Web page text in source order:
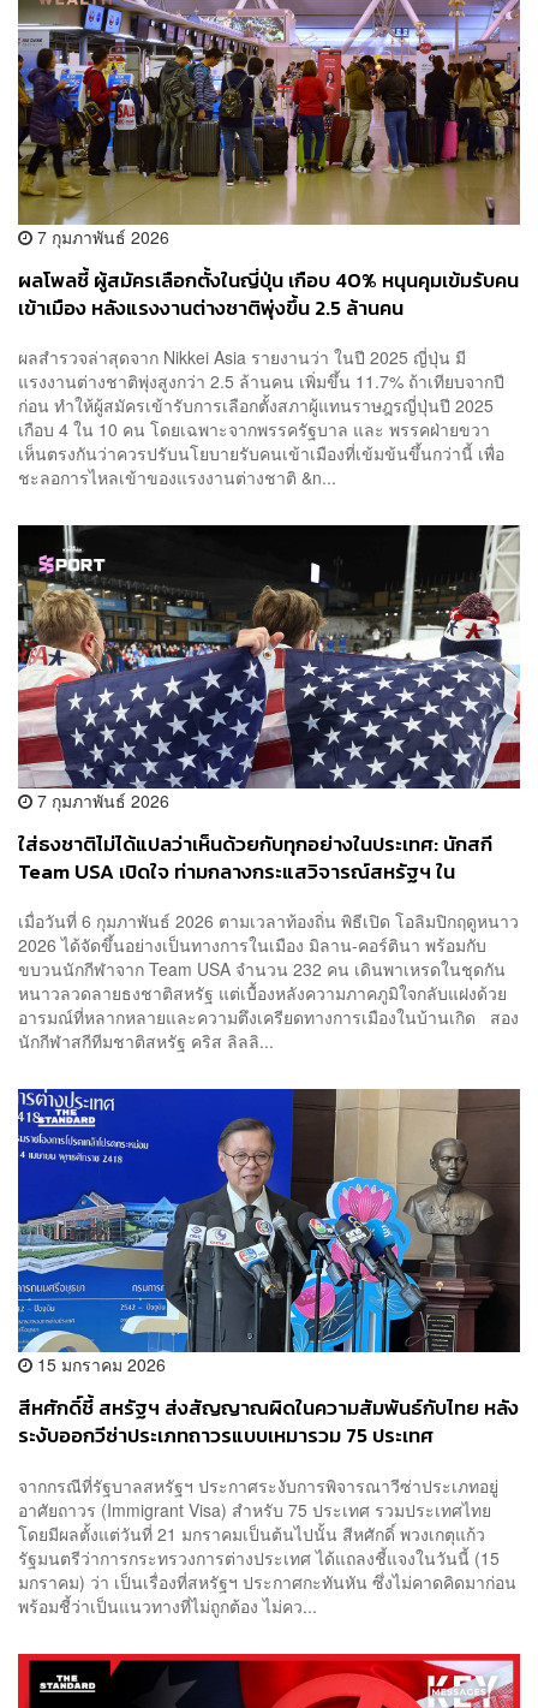
7 กุมภาพันธ์ 2026
ผลโพลชี้ ผู้สมัครเลือกตั้งในญี่ปุ่น เกือบ 40% หนุนคุมเข้มรับคน
เข้าเมือง หลังแรงงานต่างชาติพุ่งขึ้น 2.5 ล้านคน
ผลสำรวจล่าสุดจาก Nikkei Asia รายงานว่า ในปี 2025 ญี่ปุ่น มี
แรงงานต่างชาติพุ่งสูงกว่า 2.5 ล้านคน เพิ่มขึ้น 11.7% ถ้าเทียบจากปี
ก่อน ทำให้ผู้สมัครเข้ารับการเลือกตั้งสภาผู้แทนราษฎรญี่ปุ่นปี 2025
เกือบ 4 ใน 10 คน โดยเฉพาะจากพรรครัฐบาล และ พรรคฝ่ายขวา
เห็นตรงกันว่าควรปรับนโยบายรับคนเข้าเมืองที่เข้มข้นขึ้นกว่านี้ เพื่อ
ชะลอการไหลเข้าของแรงงานต่างชาติ &n...
7 กุมภาพันธ์ 2026
ใส่ธงชาติไม่ได้แปลว่าเห็นด้วยกับทุกอย่างในประเทศ: นักสกี
Team USA เปิดใจ ท่ามกลางกระแสวิจารณ์สหรัฐฯ ใน
เมื่อวันที่ 6 กุมภาพันธ์ 2026 ตามเวลาท้องถิ่น พิธีเปิด โอลิมปิกฤดูหนาว
2026 ได้จัดขึ้นอย่างเป็นทางการในเมือง มิลาน-คอร์ตินา พร้อมกับ
ขบวนนักกีฬาจาก Team USA จำนวน 232 คน เดินพาเหรดในชุดกัน
หนาวลวดลายธงชาติสหรัฐ แต่เบื้องหลังความภาคภูมิใจกลับแฝงด้วย
อารมณ์ที่หลากหลายและความตึงเครียดทางการเมืองในบ้านเกิด สอง
นักกีฬาสกีทีมชาติสหรัฐ คริส ลิลลิ...
15 มกราคม 2026
สีหศักดิ์ชี้ สหรัฐฯ ส่งสัญญาณผิดในความสัมพันธ์กับไทย หลัง
ระงับออกวีซ่าประเภทถาวรแบบเหมารวม 75 ประเทศ
จากกรณีที่รัฐบาลสหรัฐฯ ประกาศระงับการพิจารณาวีซ่าประเภทอยู่
อาศัยถาวร (Immigrant Visa) สำหรับ 75 ประเทศ รวมประเทศไทย
โดยมีผลตั้งแต่วันที่ 21 มกราคมเป็นต้นไปนั้น สีหศักดิ์ พวงเกตุแก้ว
รัฐมนตรีว่าการกระทรวงการต่างประเทศ ได้แถลงชี้แจงในวันนี้ (15
มกราคม) ว่า เป็นเรื่องที่สหรัฐฯ ประกาศกะทันหัน ซึ่งไม่คาดคิดมาก่อน
พร้อมชี้ว่าเป็นแนวทางที่ไม่ถูกต้อง ไม่คว...